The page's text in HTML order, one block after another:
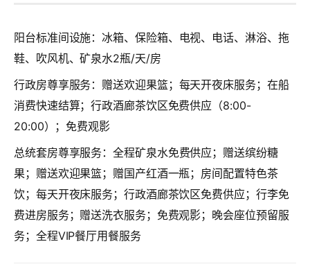
阳台标准间设施：冰箱、保险箱、电视、电话、淋浴、拖
鞋、吹风机、矿泉水2瓶/天/房
行政房尊享服务：赠送欢迎果篮；每天开夜床服务；在船
消费快速结算；行政酒廊茶饮区免费供应（8:00-
20:00）；免费观影
总统套房尊享服务：全程矿泉水免费供应；赠送缤纷糖
果；赠送欢迎果篮；赠国产红酒一瓶；房间配置特色茶
饮；每天开夜床服务；行政酒廊茶饮区免费供应；行李免
费进房服务；赠送洗衣服务；免费观影；晚会座位预留服
务；全程VIP餐厅用餐服务